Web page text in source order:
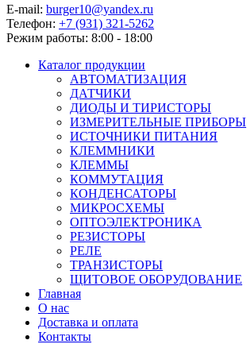
E-mail: burger10@yandex.ru
Телефон: +7 (931) 321-5262
Режим работы: 8:00 - 18:00
Каталог продукции
АВТОМАТИЗАЦИЯ
ДАТЧИКИ
ДИОДЫ И ТИРИСТОРЫ
ИЗМЕРИТЕЛЬНЫЕ ПРИБОРЫ
ИСТОЧНИКИ ПИТАНИЯ
КЛЕММНИКИ
КЛЕММЫ
КОММУТАЦИЯ
КОНДЕНСАТОРЫ
МИКРОСХЕМЫ
ОПТОЭЛЕКТРОНИКА
РЕЗИСТОРЫ
РЕЛЕ
ТРАНЗИСТОРЫ
ЩИТОВОЕ ОБОРУДОВАНИЕ
Главная
О нас
Доставка и оплата
Контакты